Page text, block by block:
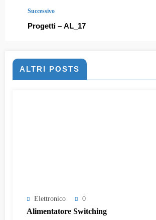
Successivo
Progetti – AL_17
ALTRI POSTS
Elettronico 0
Alimentatore Switching